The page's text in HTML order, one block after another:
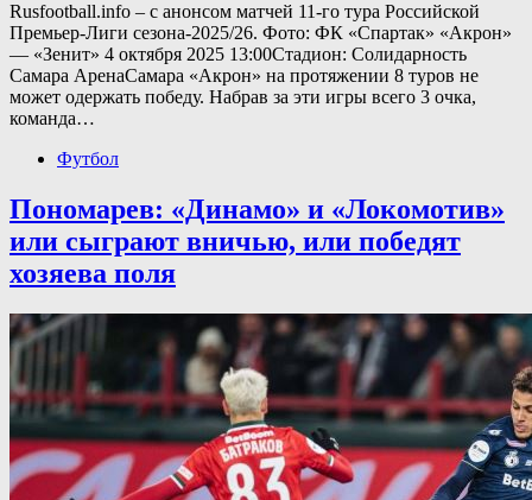
Rusfootball.info – с анонсом матчей 11-го тура Российской
Премьер-Лиги сезона-2025/26. Фото: ФК «Спартак» «Акрон»
— «Зенит» 4 октября 2025 13:00Стадион: Солидарность
Самара АренаСамара «Акрон» на протяжении 8 туров не
может одержать победу. Набрав за эти игры всего 3 очка,
команда…
Футбол
Пономарев: «Динамо» и «Локомотив»
или сыграют вничью, или победят
хозяева поля